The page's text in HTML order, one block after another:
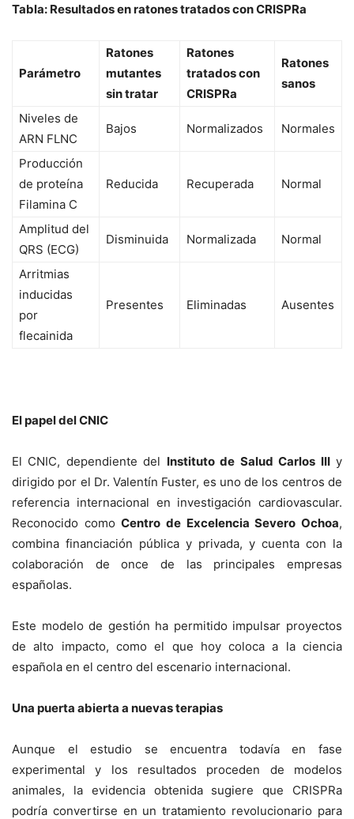
Tabla: Resultados en ratones tratados con CRISPRa
Parámetro
Ratones
mutantes
sin tratar
Ratones
tratados con
CRISPRa
Ratones
sanos
Niveles de
ARN FLNC
Bajos Normalizados Normales
Producción
de proteína
Filamina C
Reducida Recuperada Normal
Amplitud del
QRS (ECG)
Disminuida Normalizada Normal
Arritmias
inducidas
por
flecainida
Presentes Eliminadas Ausentes
El papel del CNIC
El CNIC, dependiente del Instituto de Salud Carlos IIIy
dirigido por el Dr. Valentín Fuster, es uno de los centros de
referencia internacional en investigación cardiovascular.
Reconocido comoCentro de Excelencia Severo Ochoa,
combina financiación pública y privada, y cuenta con la
colaboración de once de las principales empresas
españolas.
Este modelo de gestión ha permitido impulsar proyectos
de alto impacto, como el que hoy coloca a la ciencia
española en el centro del escenario internacional.
Una puerta abierta a nuevas terapias
Aunque el estudio se encuentra todavía en fase
experimental y los resultados proceden de modelos
animales, la evidencia obtenida sugiere que CRISPRa
podría convertirse en un tratamiento revolucionario para